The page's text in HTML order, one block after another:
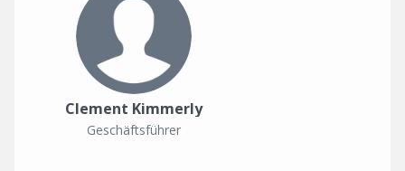
Clement Kimmerly
Geschäftsführer